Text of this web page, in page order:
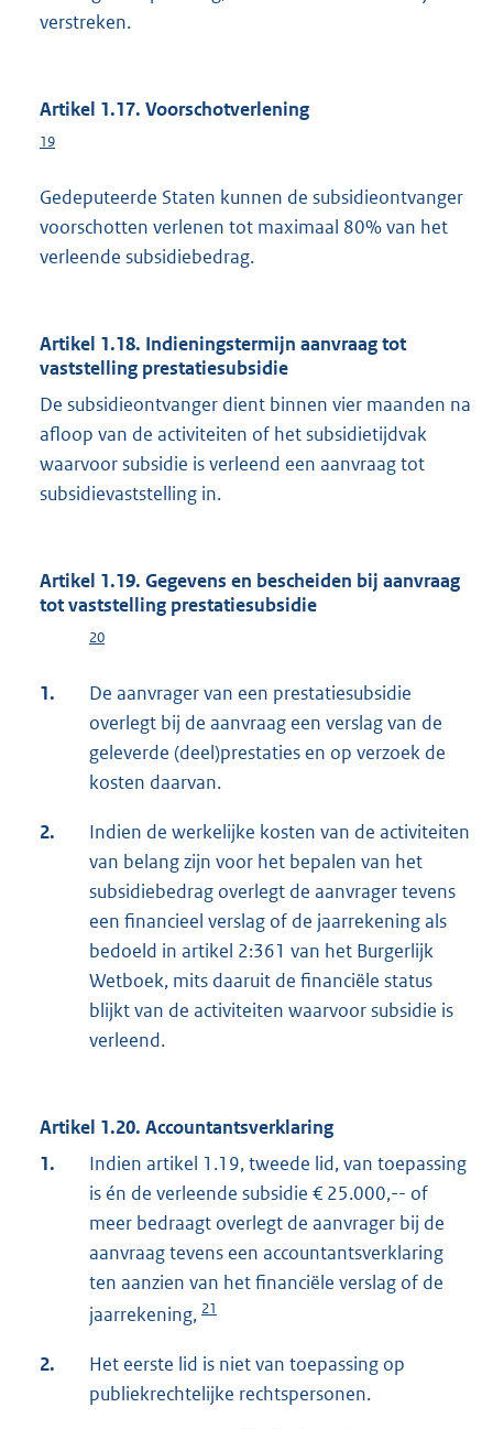
verstreken.
Artikel 1.17. Voorschotverlening
19
Gedeputeerde Staten kunnen de subsidieontvanger
voorschotten verlenen tot maximaal 80% van het
verleende subsidiebedrag.
Artikel 1.18. Indieningstermijn aanvraag tot
vaststelling prestatiesubsidie
De subsidieontvanger dient binnen vier maanden na
afloop van de activiteiten of het subsidietijdvak
waarvoor subsidie is verleend een aanvraag tot
subsidievaststelling in.
Artikel 1.19. Gegevens en bescheiden bij aanvraag
tot vaststelling prestatiesubsidie
20
1.
De aanvrager van een prestatiesubsidie
overlegt bij de aanvraag een verslag van de
geleverde (deel)prestaties en op verzoek de
kosten daarvan.
2.
Indien de werkelijke kosten van de activiteiten
van belang zijn voor het bepalen van het
subsidiebedrag overlegt de aanvrager tevens
een financieel verslag of de jaarrekening als
bedoeld in artikel 2:361 van het Burgerlijk
Wetboek, mits daaruit de financiële status
blijkt van de activiteiten waarvoor subsidie is
verleend.
Artikel 1.20. Accountantsverklaring
1.
Indien artikel 1.19, tweede lid, van toepassing
is én de verleende subsidie € 25.000,-- of
meer bedraagt overlegt de aanvrager bij de
aanvraag tevens een accountantsverklaring
ten aanzien van het financiële verslag of de
jaarrekening, 21
2.
Het eerste lid is niet van toepassing op
publiekrechtelijke rechtspersonen.